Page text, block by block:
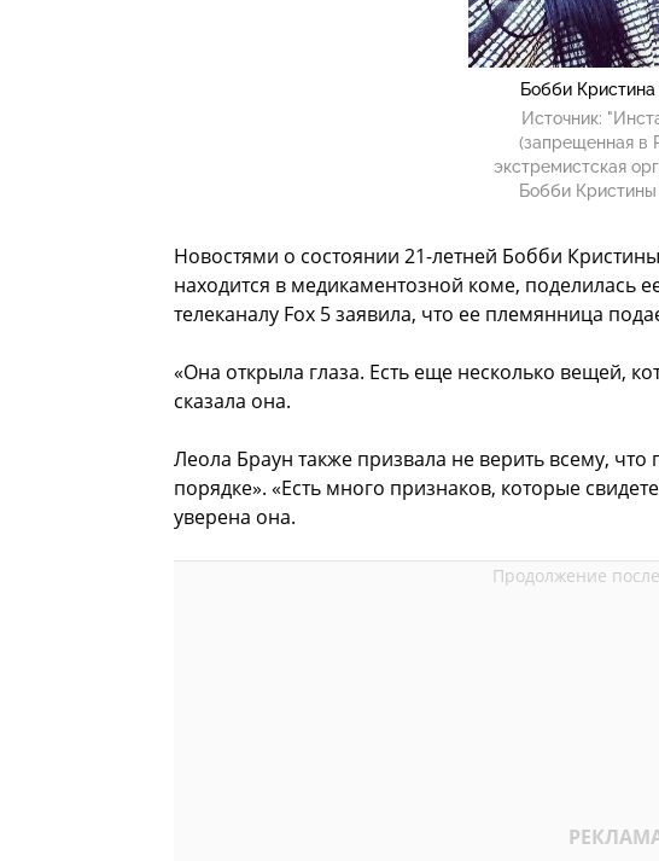
Бобби
Источник:
(запрещенная в
экстремистская
Бобби
Новостями о состоянии 21-летней Бобби
находится в медикаментозной коме, поделилась
телеканалу Fox 5 заявила, что ее племянница
«Она открыла глаза. Есть еще несколько вещей,
сказала она.
Леола Браун также призвала не верить всему,
порядке». «Есть много признаков, которые
уверена она.